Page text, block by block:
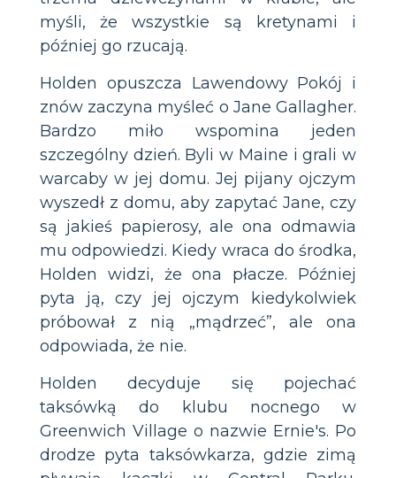
myśli, że wszystkie są kretynami i
później go rzucają.
Holden opuszcza Lawendowy Pokój i
znów zaczyna myśleć o Jane Gallagher.
Bardzo miło wspomina jeden
szczególny dzień. Byli w Maine i grali w
warcaby w jej domu. Jej pijany ojczym
wyszedł z domu, aby zapytać Jane, czy
są jakieś papierosy, ale ona odmawia
mu odpowiedzi. Kiedy wraca do środka,
Holden widzi, że ona płacze. Później
pyta ją, czy jej ojczym kiedykolwiek
próbował z nią „mądrzeć”, ale ona
odpowiada, że nie.
Holden decyduje się pojechać
taksówką do klubu nocnego w
Greenwich Village o nazwie Ernie's. Po
drodze pyta taksówkarza, gdzie zimą